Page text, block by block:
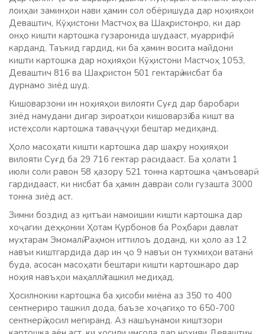
лоиҳаи заминҳои нави ҳамин сол обёришуда дар ноҳияҳои
Деваштич, Кӯҳистони Мастчоҳ ва Шаҳристонро, ки дар
онҳо кишти картошка гузаронида шудааст, муаррифӣ
карданд. Таъкид гардид, ки ба ҳамин восита майдони
кишти картошка дар ноҳияҳои Кӯҳистони Мастчоҳ 1053,
Деваштич 816 ва Шаҳристон 501 гектарӣ нисбат ба
дурнамо зиёд шуд.
Кишоварзони ин ноҳияҳои вилояти Суғд дар баробари
зиёд намудани дигар зироатҳои кишоварзӣ ба кишт ва
истеҳсоли картошка таваҷҷуҳи бештар медиҳанд.
Ҳоло масоҳати кишти картошка дар шаҳру ноҳияҳои
вилояти Суғд ба 29 716 гектар расидааст. Ба ҳолати 1
июли соли равон 58 ҳазору 521 тонна картошка ҷамъоварӣ
гардидааст, ки нисбат ба ҳамин давраи соли гузашта 3000
тонна зиёд аст.
Зимни боздид аз қитъаи намоишии кишти картошка дар
хоҷагии деҳқонии Ҳотам Қурбонов ба Роҳбари давлат
муҳтарам Эмомалӣ Раҳмон иттилоъ доданд, ки ҳоло аз 12
навъи киштгардида дар ин ҷо 9 навъи он тухмиҳои ватанӣ
буда, асосан масоҳати бештари кишти картошкаро дар
ноҳия навъҳои маҳаллӣ ташкил медиҳад.
Ҳосилнокии картошка ба ҳисоби миёна аз 350 то 400
сентнериро ташкил дода, баъзе хоҷагиҳо то 650-700
сентнерӣ ҳосил мегиранд. Аз нашъунамои киштзори